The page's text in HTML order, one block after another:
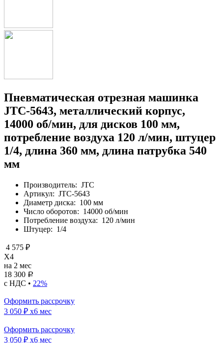
Пневматическая отрезная машинка
JTC-5643, металлический корпус,
14000 об/мин, для дисков 100 мм,
потребление воздуха 120 л/мин, штуцер
1/4, длина 360 мм, длина патрубка 540
мм
Производитель: JTC
Артикул: JTC-5643
Диаметр диска: 100 мм
Число оборотов: 14000 об/мин
Потребление воздуха: 120 л/мин
Штуцер: 1/4
4 575 ₽
X4
на 2 мес
18 300 Р
с НДС • 22%
Оформить рассрочку
3 050 ₽ x6 мес
Оформить рассрочку
3 050 ₽ x6 мес